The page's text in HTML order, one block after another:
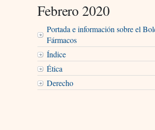
Febrero 2020
Portada e información sobre el
Fármacos
Índice
Ética
Derecho